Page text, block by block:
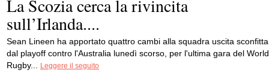
La Scozia cerca la rivincita
sull’Irlanda....
Sean Lineen ha apportato quattro cambi alla squadra uscita sconfitta
dal playoff contro l'Australia lunedì scorso, per l'ultima gara del World
Rugby...
Leggere il seguito